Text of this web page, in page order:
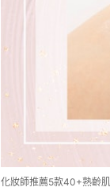
化妝師推薦5款40+熟齡